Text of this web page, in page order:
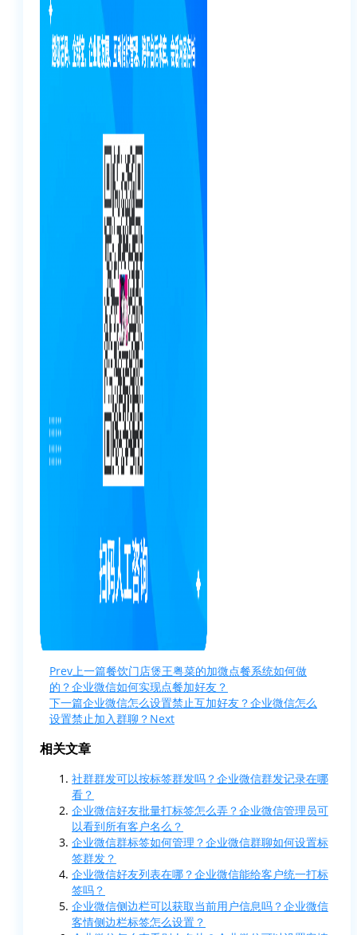
Prev上一篇餐饮门店煲王粤菜的加微点餐系统如何做
的？企业微信如何实现点餐加好友？
下一篇企业微信怎么设置禁止互加好友？企业微信怎么
设置禁止加入群聊？ Next
相关文章
社群群发可以按标签群发吗？企业微信群发记录在哪
看？
企业微信好友批量打标签怎么弄？企业微信管理员可
以看到所有客户名么？
企业微信群标签如何管理？企业微信群聊如何设置标
签群发？
企业微信好友列表在哪？企业微信能给客户统一打标
签吗？
企业微信侧边栏可以获取当前用户信息吗？企业微信
客情侧边栏标签怎么设置？